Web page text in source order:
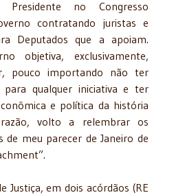
Presidente no Congresso
contratando juristas e
Deputados que a apoiam.
objetiva, exclusivamente,
pouco importando não ter
para qualquer iniciativa e ter
e política da história
volto a relembrar os
de meu parecer de Janeiro de
Justiça, em dois acórdãos (RE